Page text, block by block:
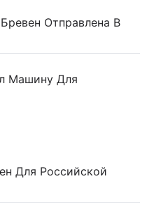
Отправлена ​​в
Машину Для
Для Российской